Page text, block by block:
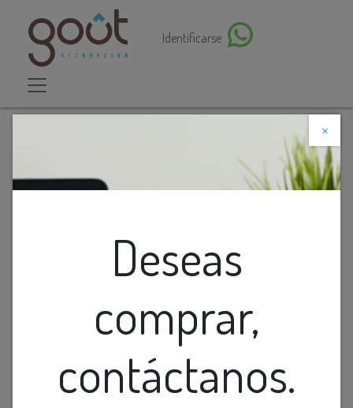
Identificarse
×
Deseas
comprar,
contáctanos.
Descuento web
Lamp. Colg. Recta V/Formas 6L Led Dorado+Vidrios